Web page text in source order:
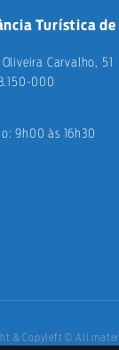
Turística
Carvalho, 51
000
9h00 às 16h30
& Copyleft © All